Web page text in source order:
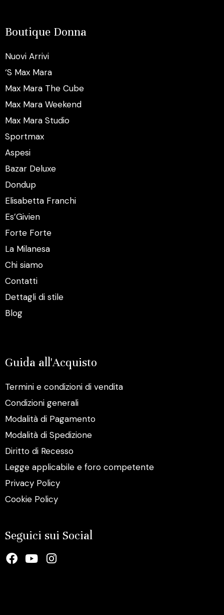
Boutique Donna
Nuovi Arrivi
‘S Max Mara
Max Mara The Cube
Max Mara Weekend
Max Mara Studio
Sportmax
Aspesi
Bazar Deluxe
Dondup
Elisabetta Franchi
Es’Givien
Forte Forte
La Milanesa
Chi siamo
Contatti
Dettagli di stile
Blog
Guida all'Acquisto
Termini e condizioni di vendita
Condizioni generali
Modalità di Pagamento
Modalità di Spedizione
Diritto di Recesso
Legge applicabile e foro competente
Privacy Policy
Cookie Policy
Seguici sui Social